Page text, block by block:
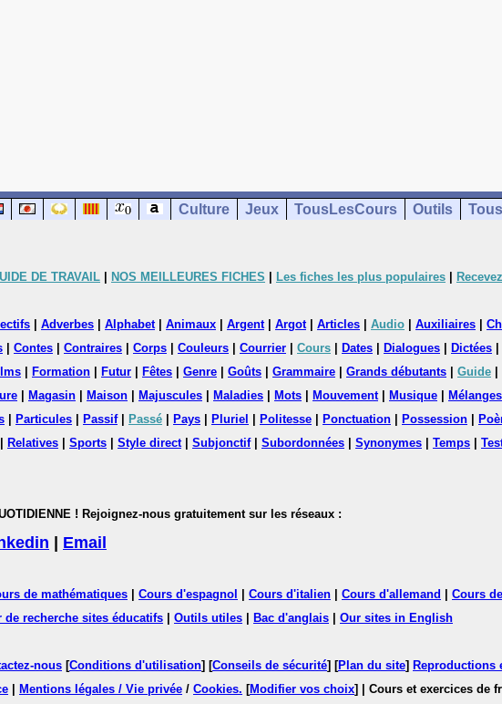
Culture Jeux TousLesCours Outils
DE TRAVAIL NOS MEILLEURES FICHES Les fiches les plus populaires
Adverbes Alphabet| Animaux Argent| Argot| Articles Audio Auxiliaires
Contes Contraires Corps Couleurs Courrier Cours Dates Dialogues Dictées
Formation Futur Fêtes Genre Goûts Grammaire Grands débutants Guide
Magasin Maison Majuscules Maladies Mots Mouvement| Musique
Mélanges
Particules Passif| Passé Pays Pluriel Politesse Ponctuation Possession
Relatives Sports Style direct| Subjonctif| Subordonnées Synonymes Temps
! Rejoignez-nous gratuitement sur les réseaux :
Email
de mathématiques Cours d'espagnol Cours d'italien Cours d'allemand
Cours
de recherche sites éducatifs Outils utiles Bac d'anglais Our sites in English
nous [Conditions d'utilisation] [Conseils de sécurité] [Plan du site]
Mentions légales / Vie privée / Cookies. [Modifier vos choix] | Cours et exercices